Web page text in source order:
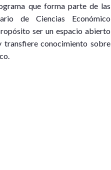
que forma parte de las
de Ciencias Económico
ser un espacio abierto
transfiere conocimiento sobre